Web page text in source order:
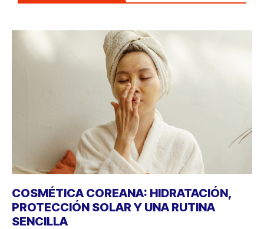
COSMÉTICA COREANA: HIDRATACIÓN,
PROTECCIÓN SOLAR Y UNA RUTINA
SENCILLA